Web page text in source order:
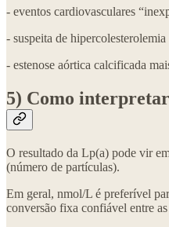
- eventos cardiovasculares
- suspeita de
- estenose aórtica calcificada
5) Como
O resultado da Lp(a) pode vir
(número de partículas).
Em geral, nmol/L é preferível
conversão fixa confiável entre